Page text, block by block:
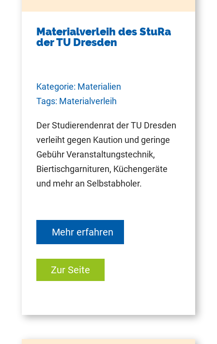
Materialverleih des StuRa
der TU Dresden
Kategorie: Materialien
Tags: Materialverleih
Der Studierendenrat der TU Dresden
verleiht gegen Kaution und geringe
Gebühr Veranstaltungstechnik,
Biertischgarnituren, Küchengeräte
und mehr an Selbstabholer.
Mehr erfahren
Zur Seite